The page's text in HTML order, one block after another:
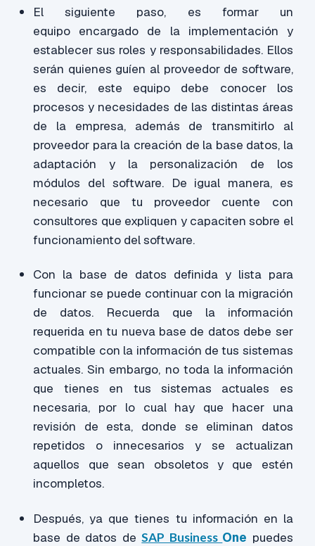
El siguiente paso, es formar un
equipo encargado de la implementación y
establecer sus roles y responsabilidades. Ellos
serán quienes guíen al proveedor de software,
es decir, este equipo debe conocer los
procesos y necesidades de las distintas áreas
de la empresa, además de transmitirlo al
proveedor para la creación de la base datos, la
adaptación y la personalización de los
módulos del software. De igual manera, es
necesario que tu proveedor cuente con
consultores que expliquen y capaciten sobre el
funcionamiento delsoftware.
Con la base de datos definida y lista para
funcionar se puede continuar con la migración
de datos. Recuerda que la información
requerida en tu nueva base de datos debe ser
compatible con la información de tus sistemas
actuales. Sin embargo, no toda la información
que tienes en tus sistemas actuales es
necesaria, por lo cual hay que hacer una
revisión de esta, donde se eliminan datos
repetidos o innecesarios y se actualizan
aquellos que sean obsoletos y que estén
incompletos.
Después, ya que tienes tu información en la
base de datos de SAP Business One puedes